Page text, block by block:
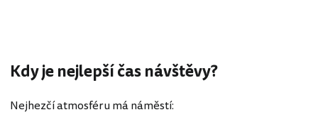
Kdy je nejlepší čas návštěvy?
Nejhezčí atmosféru má náměstí: